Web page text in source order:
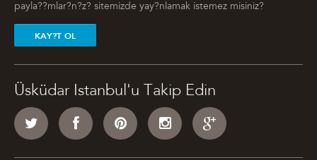
payla??mlar?n?z? sitemizde yay?nlamak istemez misiniz?
KAY?T OL
Üsküdar Istanbul'u Takip Edin